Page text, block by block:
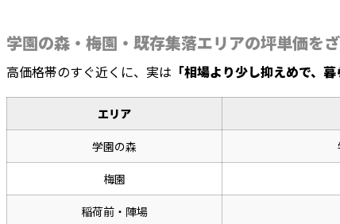
学園の森・梅園・既存集落エリアの坪単価を
高価格帯のすぐ近くに、実は 「相場より少し抑えめで、
エリア
学園の森
梅園
稲荷前・陣場